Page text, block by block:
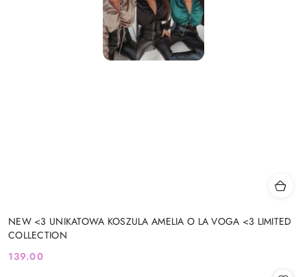
NEW <3 UNIKATOWA KOSZULA AMELIA O LA VOGA <3 LIMITED
COLLECTION
Cena:
139.00